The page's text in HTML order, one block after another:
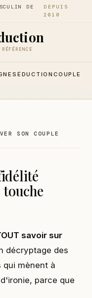
DE
DEPUIS
2010
SÉDUCTIONCOUPLE
SON COUPLE
touche
savoir sur
décryptage des
qui mènent à
parce que